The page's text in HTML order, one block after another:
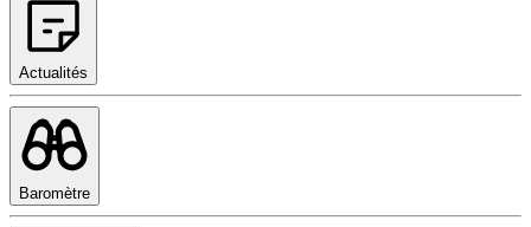
Actualités
Baromètre